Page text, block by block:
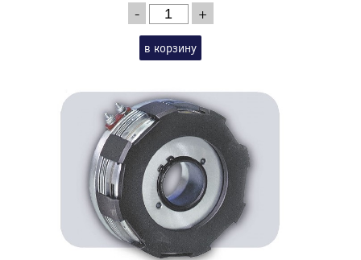
- +
в корзину